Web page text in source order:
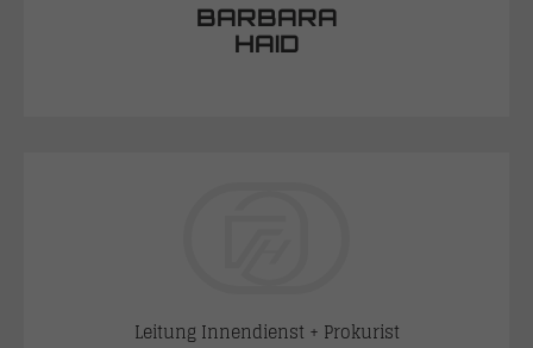
BARBARA
HAID
Leitung Innendienst + Prokurist